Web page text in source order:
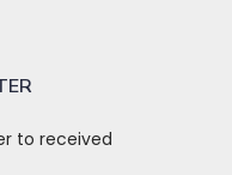
to received